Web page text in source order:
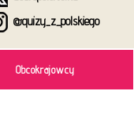
@quizy_z_polskiego
Obcokrajowcy